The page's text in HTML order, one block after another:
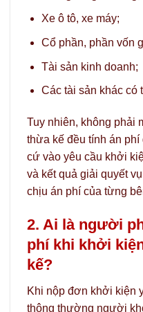
Xe ô tô, xe máy;
Cổ phần, phần vốn
Tài sản kinh doanh;
Các tài sản khác có
Tuy nhiên, không phải
thừa kế đều tính án phí
cứ vào yêu cầu khởi
và kết quả giải quyết
chịu án phí của từng
2. Ai là người
phí khi khởi
kế?
Khi nộp đơn khởi kiện
thông thường người